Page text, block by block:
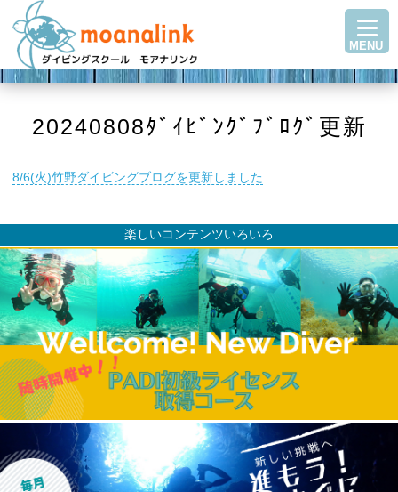
TOP
ステップアップ
ショップ紹介
ダイビングブログ
アクセス
お問い合わせ
MENU
20240808ﾀﾞｲﾋﾞﾝｸﾞﾌﾞﾛｸﾞ更新
8/6(火)竹野ダイビングブログを更新しました
楽しいコンテンツいろいろ